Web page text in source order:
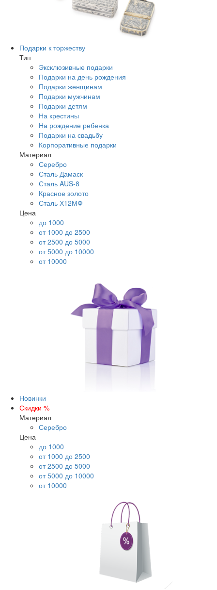
Подарки к торжеству
Тип
Эксклюзивные подарки
Подарки на день рождения
Подарки женщинам
Подарки мужчинам
Подарки детям
На крестины
На рождение ребенка
Подарки на свадьбу
Корпоративные подарки
Материал
Серебро
Сталь Дамаск
Сталь AUS-8
Красное золото
Сталь Х12МФ
Цена
до 1000
от 1000 до 2500
от 2500 до 5000
от 5000 до 10000
от 10000
Новинки
Скидки %
Материал
Серебро
Цена
до 1000
от 1000 до 2500
от 2500 до 5000
от 5000 до 10000
от 10000